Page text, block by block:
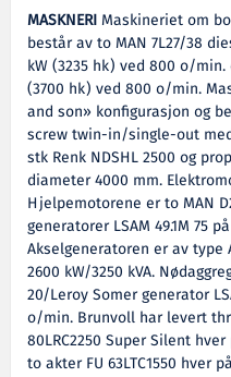
MASKNERIMaskineriet om
består av to MAN 7L27/38
kW (3235 hk) ved 800 o/
(3700 hk) ved 800 o/min.
and son» konfigurasjon og
screw twin-in/single-out
stk Renk NDSHL 2500 og
diameter 4000 mm.
Hjelpemotorene er to MAN
generatorer LSAM 49.1M 75
Akselgeneratoren er av type
2600 kW/3250 kVA.
20/Leroy Somer generator
o/min. Brunvoll har levert
80LRC2250 Super Silent
to akter FU 63LTC1550 hver